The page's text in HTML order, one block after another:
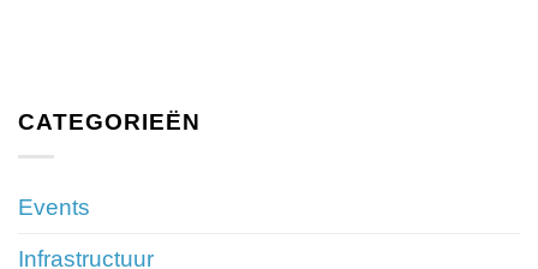
CATEGORIEËN
Events
Infrastructuur